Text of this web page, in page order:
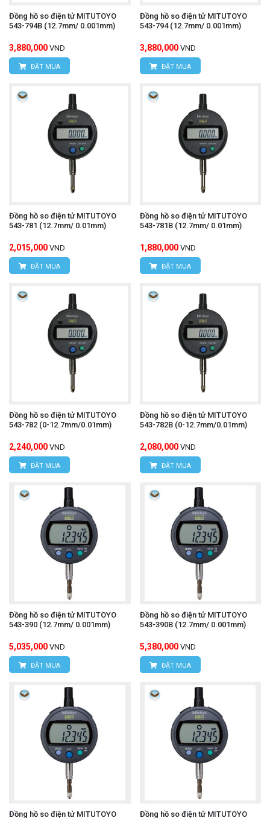
Đồng hồ so điện tử MITUTOYO
543-794B (12.7mm/ 0.001mm)
3,880,000 VND
ĐẶT MUA
Đồng hồ so điện tử MITUTOYO
543-794 (12.7mm/ 0.001mm)
3,880,000 VND
ĐẶT MUA
Đồng hồ so điện tử MITUTOYO
543-781 (12.7mm/ 0.01mm)
2,015,000 VND
ĐẶT MUA
Đồng hồ so điện tử MITUTOYO
543-781B (12.7mm/ 0.01mm)
1,880,000 VND
ĐẶT MUA
Đồng hồ so điện tử MITUTOYO
543-782 (0-12.7mm/0.01mm)
2,240,000 VND
ĐẶT MUA
Đồng hồ so điện tử MITUTOYO
543-782B (0-12.7mm/0.01mm)
2,080,000 VND
ĐẶT MUA
Đồng hồ so điện tử MITUTOYO
543-390 (12.7mm/ 0.001mm)
5,035,000 VND
ĐẶT MUA
Đồng hồ so điện tử MITUTOYO
543-390B (12.7mm/ 0.001mm)
5,380,000 VND
ĐẶT MUA
Đồng hồ so điện tử MITUTOYO Đồng hồ so điện tử MITUTOYO